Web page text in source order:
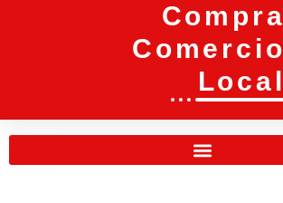
Compra
Comercio
Local